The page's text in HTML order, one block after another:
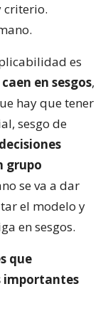
criterio.
es
en sesgos,
hay que tener
sesgo de
grupo
se va a dar
el modelo y
en sesgos.
que
importantes